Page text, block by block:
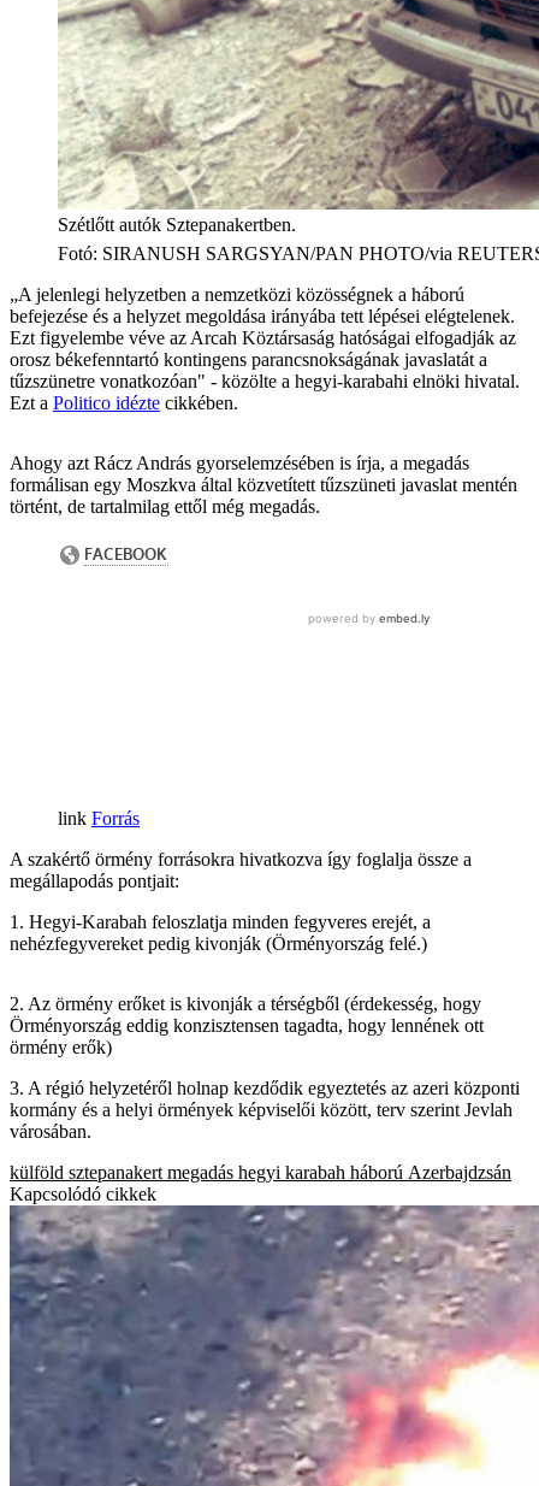
Szétlőtt autók Sztepanakertben.
Fotó: SIRANUSH SARGSYAN/PAN PHOTO/via
„A jelenlegi helyzetben a nemzetközi közösségnek a háború
befejezése és a helyzet megoldása irányába tett lépései elégtelenek.
Ezt figyelembe véve az Arcah Köztársaság hatóságai elfogadják az
orosz békefenntartó kontingens parancsnokságának javaslatát a
tűzszünetre vonatkozóan" - közölte a hegyi-karabahi elnöki hivatal.
Ezt a Politico idézte cikkében.
Ahogy azt Rácz András gyorselemzésében is írja, a megadás
formálisan egy Moszkva által közvetített tűzszüneti javaslat mentén
történt, de tartalmilag ettől még megadás.
Forrás
A szakértő örmény forrásokra hivatkozva így foglalja össze a
megállapodás pontjait:
1. Hegyi-Karabah feloszlatja minden fegyveres erejét, a
nehézfegyvereket pedig kivonják (Örményország felé.)
2. Az örmény erőket is kivonják a térségből (érdekesség, hogy
Örményország eddig konzisztensen tagadta, hogy lennének ott
örmény erők)
3. A régió helyzetéről holnap kezdődik egyeztetés az azeri központi
kormány és a helyi örmények képviselői között, terv szerint Jevlah
városában.
külföld sztepanakert megadás hegyi karabah háború Azerbajdzsán
Kapcsolódó cikkek